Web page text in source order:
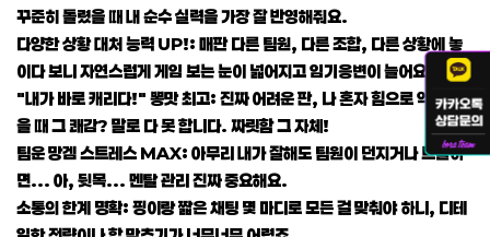
꾸준히 돌렸을 때 내 순수 실력을 가장 잘 반영해줘요.
다양한 상황 대처 능력 UP!: 매판 다른 팀원, 다른 조합, 다른 상황에 놓
이다 보니 자연스럽게 게임 보는 눈이 넓어지고 임기응변이 늘어요.
"내가 바로 캐리다!" 뽕맛 최고: 진짜 어려운 판, 나 혼자 힘으로 역전승했
을 때 그 쾌감? 말로 다 못 합니다. 짜릿함 그 자체!
팀운 망겜 스트레스 MAX: 아무리 내가 잘해도 팀원이 던지거나 트롤하
면... 아, 뒷목... 멘탈 관리 진짜 중요해요.
소통의 한계 명확: 핑이랑 짧은 채팅 몇 마디로 모든 걸 맞춰야 하니, 디테